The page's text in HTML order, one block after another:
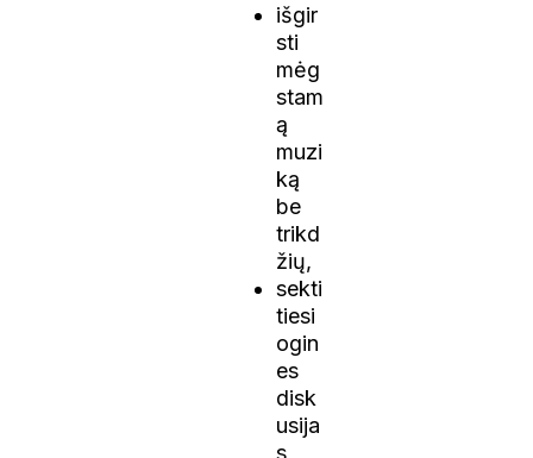
išgir
sti
mėg
stam
ą
muzi
ką
be
trikd
žių,
sekti
tiesi
ogin
es
disk
usija
s,